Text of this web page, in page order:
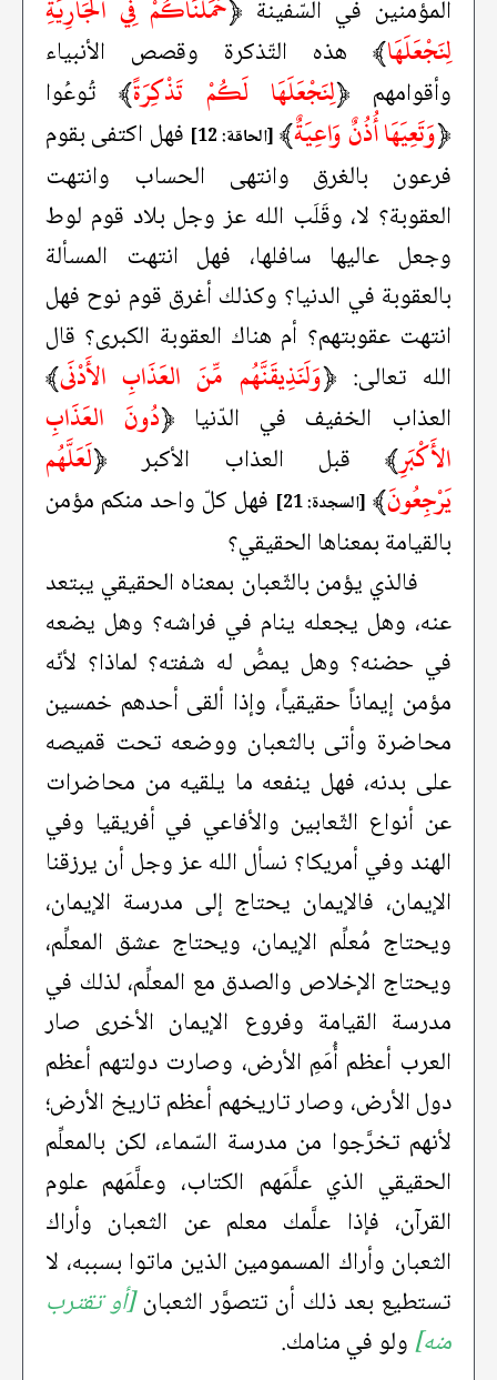
المؤمنين في السّفينة ﴿حَمَلْنَاكُمْ فِي الجَارِيَةِ
لِنَجْعَلَهَا﴾ هذه التّذكرة وقصص الأنبياء
وأقوامهم ﴿لِنَجْعَلَهَا لَكُمْ تَذْكِرَةً﴾تُوعُوا
﴿وَتَعِيَهَا أُذُنٌ وَاعِيَةٌ﴾ [الحاقة: 12]
فهل اكتفى بقوم
فرعون بالغرق وانتهى الحساب وانتهت
العقوبة؟ لا، وقَلَب الله عز وجل بلاد قوم لوط
وجعل عاليها سافلها، فهل انتهت المسألة
بالعقوبة في الدنيا؟ وكذلك أغرق قوم نوح فهل
انتهت عقوبتهم؟ أم هناك العقوبة الكبرى؟ قال
الله تعالى: ﴿وَلَنَذِيقَنَّهُم مِّنَ العَذَابِ الأَدْنَى﴾
العذاب الخفيف في الدّنيا ﴿دُونَ العَذَابِ
الأَكْبَرِ﴾ قبل العذاب الأكبر ﴿لَعَلَّهُم
يَرْجِعُونَ﴾ [السجدة: 21]
فهل كلّ واحد منكم مؤمن
بالقيامة بمعناها الحقيقي؟
فالذي يؤمن بالثّعبان بمعناه الحقيقي يبتعد
عنه، وهل يجعله ينام في فراشه؟ وهل يضعه
في حضنه؟ وهل يمصُّ له شفته؟ لماذا؟ لأنّه
مؤمن إيماناً حقيقياً، وإذا ألقى أحدهم خمسين
محاضرة وأتى بالثعبان ووضعه تحت قميصه
على بدنه، فهل ينفعه ما يلقيه من محاضرات
عن أنواع الثّعابين والأفاعي في أفريقيا وفي
الهند وفي أمريكا؟ نسأل الله عز وجل أن يرزقنا
الإيمان، فالإيمان يحتاج إلى مدرسة الإيمان،
ويحتاج مُعلِّم الإيمان، ويحتاج عشق المعلِّم،
ويحتاج الإخلاص والصدق مع المعلِّم، لذلك في
مدرسة القيامة وفروع الإيمان الأخرى صار
العرب أعظم أُمَمِ الأرض، وصارت دولتهم أعظم
دول الأرض، وصار تاريخهم أعظم تاريخ الأرض؛
لأنهم تخرَّجوا من مدرسة السّماء، لكن بالمعلِّم
الحقيقي الذي علَّمَهم الكتاب، وعلَّمَهم علوم
القرآن، فإذا علَّمك معلم عن الثعبان وأراك
الثعبان وأراك المسمومين الذين ماتوا بسببه، لا
تستطيع بعد ذلك أن تتصوَّر الثعبان[أو تقترب
منه]ولو في منامك.